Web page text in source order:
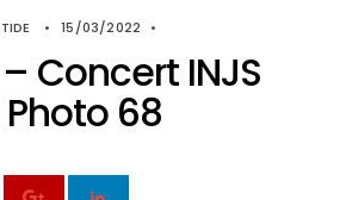
• 15/03/2022 •
– Concert INJS
68